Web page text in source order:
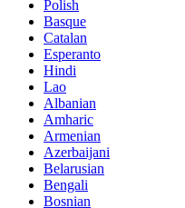
Polish
Basque
Catalan
Esperanto
Hindi
Lao
Albanian
Amharic
Armenian
Azerbaijani
Belarusian
Bengali
Bosnian